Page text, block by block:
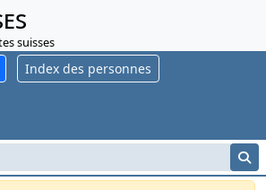
suisses
Index des personnes